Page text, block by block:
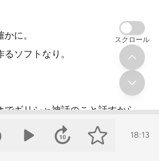
に。
ソフトなり。
でギリシャ神話のこと話すから、
強しつつ、
ン作ろうか。
18:13
スクロール